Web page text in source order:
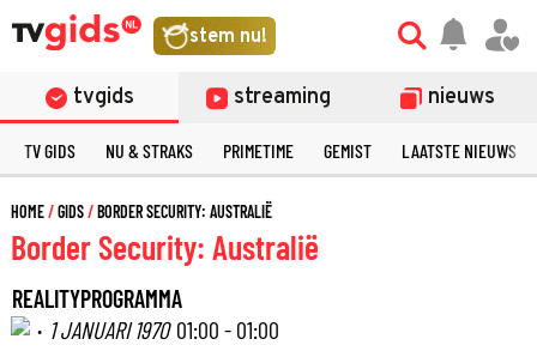
stem nu!
tvgids streaming nieuws
TV GIDS NU & STRAKS PRIMETIME GEMIST LAATSTE NIEUWS
HOME GIDS BORDER SECURITY: AUSTRALIË
Border Security: Australië
REALITYPROGRAMMA
· 1 JANUARI 1970 01:00 - 01:00